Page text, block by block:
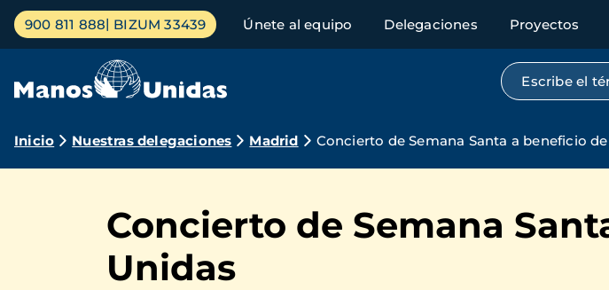
Pasar
contenido
Menú
principal
900 811 888 BIZUM 33439 Únete al equipo Delegaciones Proyectos
Búsqueda
Ruta
navegación
Inicio Nuestras delegaciones Madrid Concierto de Semana Santa a beneficio
Concierto de Semana
Unidas